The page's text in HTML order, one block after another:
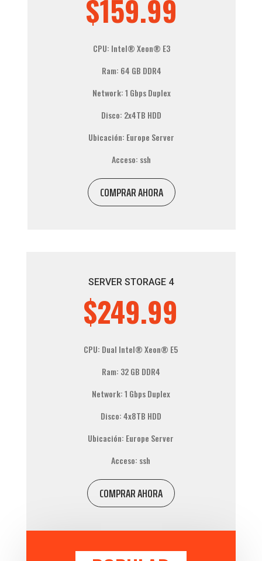
$159.99
CPU: Intel® Xeon® E3
Ram: 64 GB DDR4
Network: 1 Gbps Duplex
Disco: 2x4TB HDD
Ubicación: Europe Server
Acceso: ssh
COMPRAR AHORA
SERVER STORAGE 4
$249.99
CPU: Dual Intel® Xeon® E5
Ram: 32 GB DDR4
Network: 1 Gbps Duplex
Disco: 4x8TB HDD
Ubicación: Europe Server
Acceso: ssh
COMPRAR AHORA